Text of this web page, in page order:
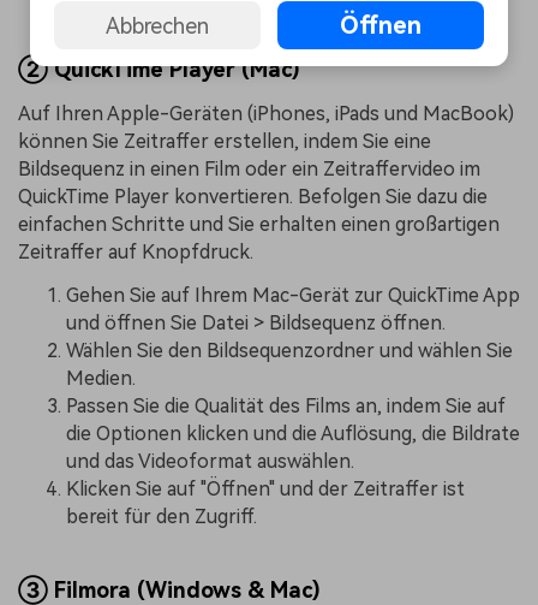
② QuickTime Player (Mac)
Auf Ihren Apple-Geräten (iPhones, iPads und MacBook)
können Sie Zeitraffer erstellen, indem Sie eine
Bildsequenz in einen Film oder ein Zeitraffervideo im
QuickTime Player konvertieren. Befolgen Sie dazu die
einfachen Schritte und Sie erhalten einen großartigen
Zeitraffer auf Knopfdruck.
Gehen Sie auf Ihrem Mac-Gerät zur QuickTime App
und öffnen Sie Datei > Bildsequenz öffnen.
Wählen Sie den Bildsequenzordner und wählen Sie
Medien.
Passen Sie die Qualität des Films an, indem Sie auf
die Optionen klicken und die Auflösung, die Bildrate
und das Videoformat auswählen.
Klicken Sie auf "Öffnen" und der Zeitraffer ist
bereit für den Zugriff.
③ Filmora (Windows & Mac)
Abbrechen Öffnen